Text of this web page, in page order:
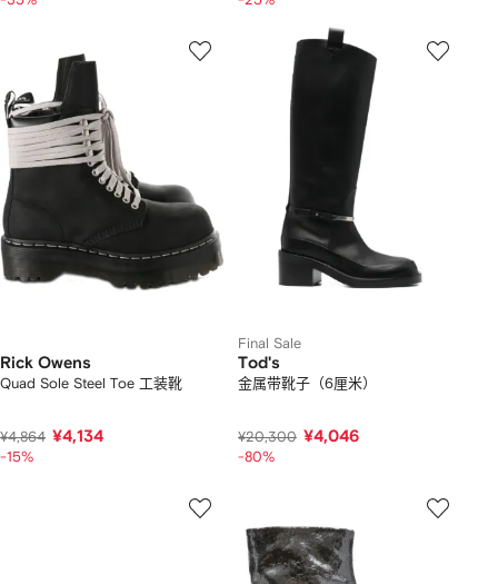
Rick Owens
Quad Sole Steel Toe 工装靴
¥4,864 ¥4,134
-15%
Final Sale
Tod's
金属带靴子（6厘米）
¥20,300 ¥4,046
-80%